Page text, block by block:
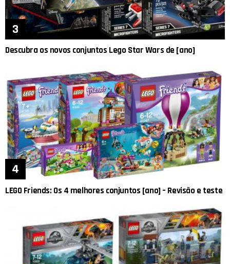
Descubra os novos conjuntos Lego Star Wars de [ano]
LEGO Friends: Os 4 melhores conjuntos [ano] – Revisão e teste